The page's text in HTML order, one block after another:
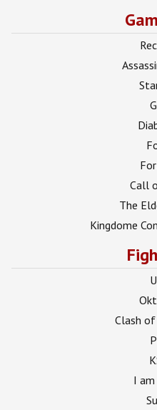
Call
The
Kingdome
Clash
I